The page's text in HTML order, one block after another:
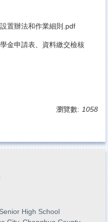
置辦法和作業細則.pdf
金申請表、資料繳交檢核
瀏覽數: 1058
High School